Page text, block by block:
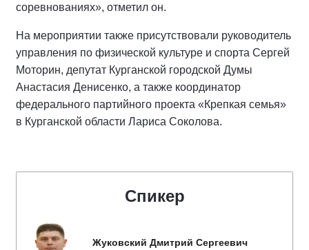
соревнованиях», отметил он.
На мероприятии также присутствовали руководитель
управления по физической культуре и спорта Сергей
Моторин, депутат Курганской городской Думы
Анастасия Денисенко, а также координатор
федерального партийного проекта «Крепкая семья»
в Курганской области Лариса Соколова.
Спикер
Жуковский Дмитрий Сергеевич